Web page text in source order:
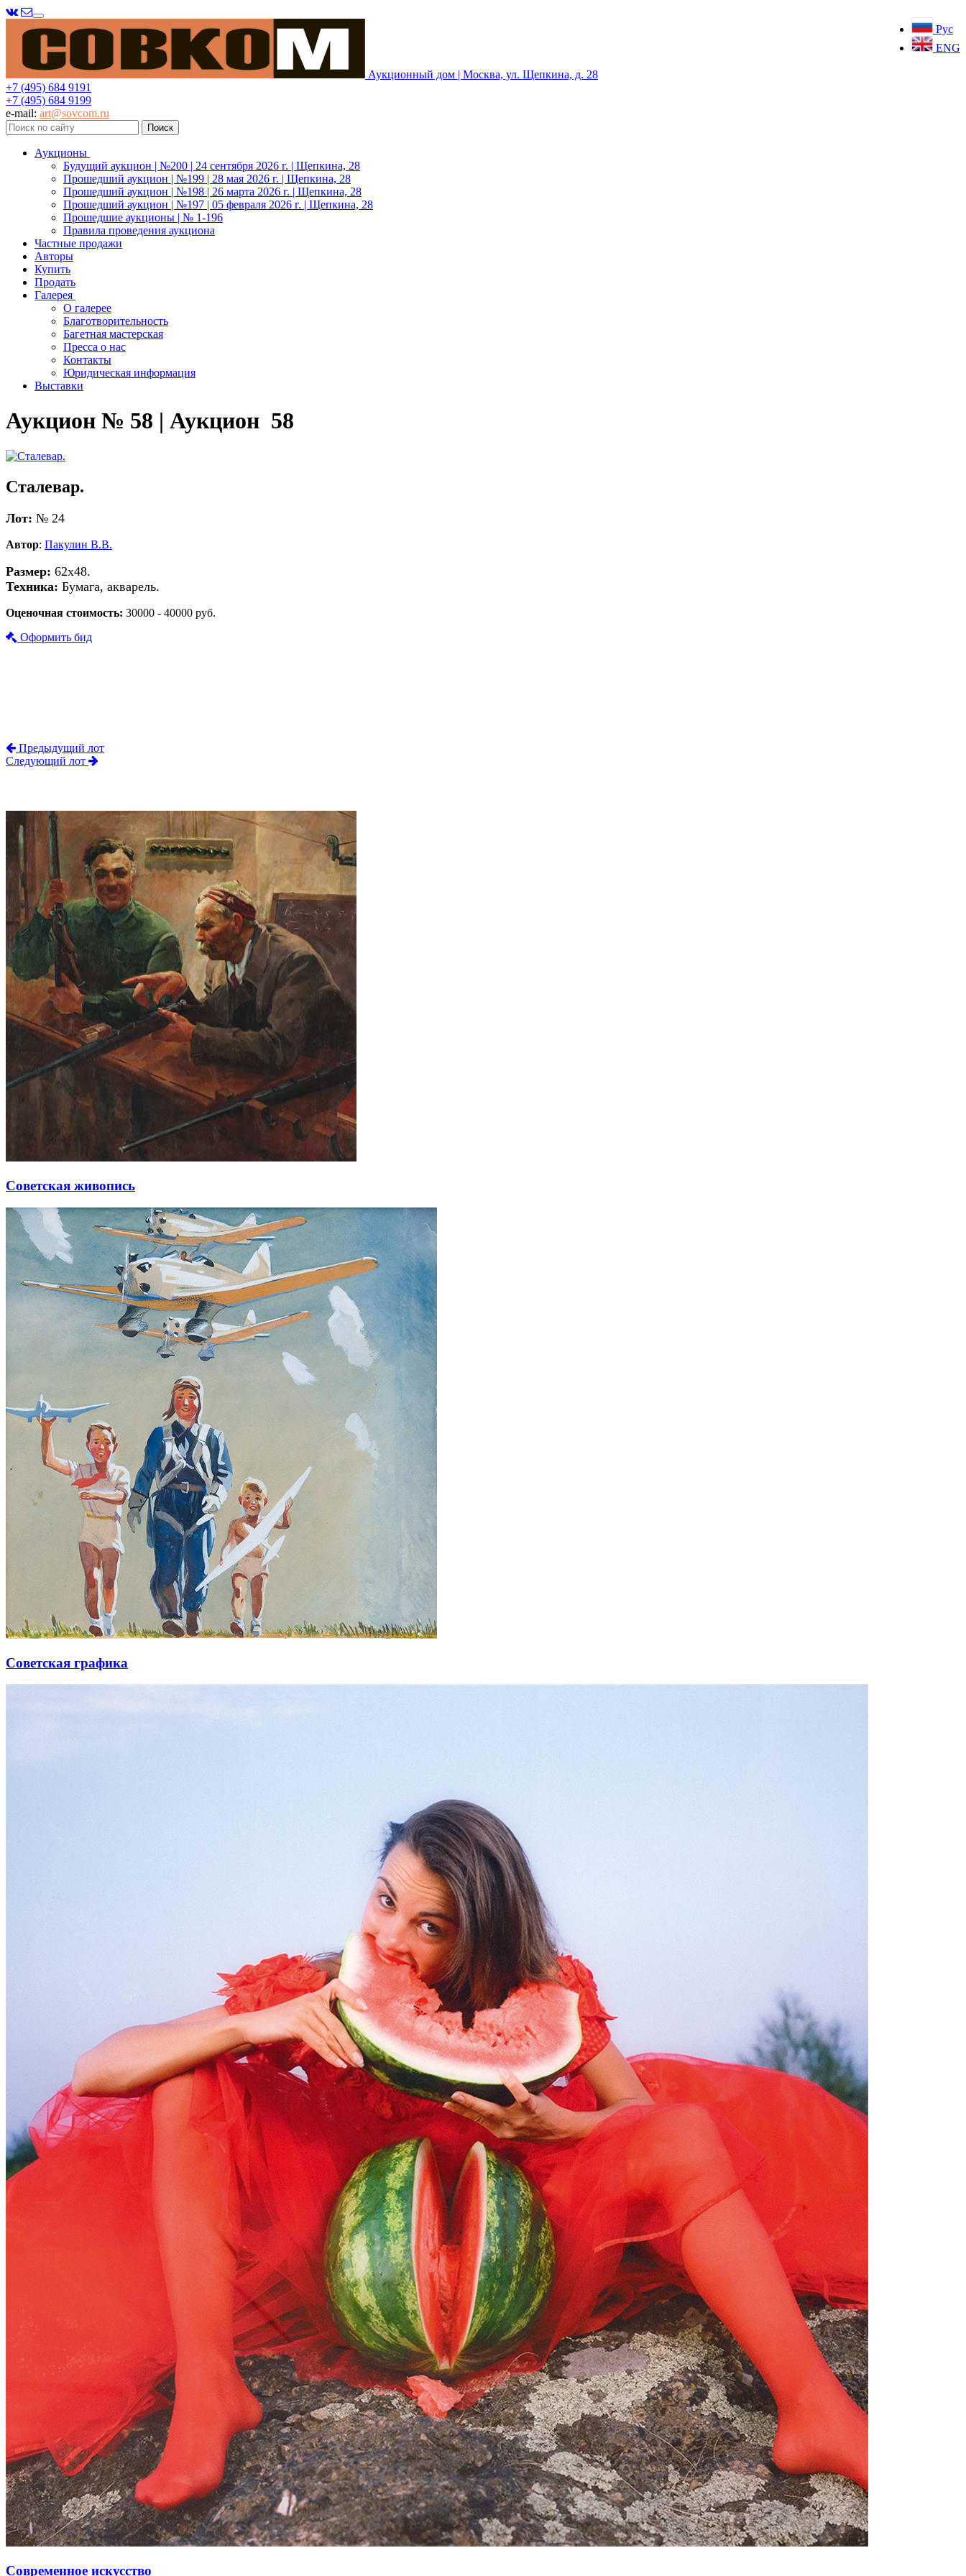
Рус
ENG
Меню
Аукционный дом | Москва, ул. Щепкина, д. 28
+7 (495) 684 9191
+7 (495) 684 9199
e-mail: art@sovcom.ru
Аукционы
Будущий аукцион | №200 | 24 сентября 2026 г. | Щепкина, 28
Прошедший аукцион | №199 | 28 мая 2026 г. | Щепкина, 28
Прошедший аукцион | №198 | 26 марта 2026 г. | Щепкина, 28
Прошедший аукцион | №197 | 05 февраля 2026 г. | Щепкина, 28
Прошедшие аукционы | № 1-196
Правила проведения аукциона
Частные продажи
Авторы
Купить
Продать
Галерея
О галерее
Благотворительность
Багетная мастерская
Пресса о нас
Контакты
Юридическая информация
Выставки
Аукцион № 58 | Аукцион 58
Сталевар.
Лот: № 24
Автор: Пакулин В.В.
Размер: 62х48.
Техника: Бумага, акварель.
Оценочная стоимость: 30000 - 40000 руб.
Оформить бид
Предыдущий лот
Следующий лот
Советская живопись
Советская графика
Современное искусство